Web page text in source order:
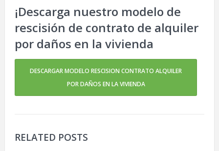
¡Descarga nuestro modelo de
rescisión de contrato de alquiler
por daños en la vivienda
DESCARGAR MODELO RESCISION CONTRATO ALQUILER
POR DAÑOS EN LA VIVIENDA
RELATED POSTS